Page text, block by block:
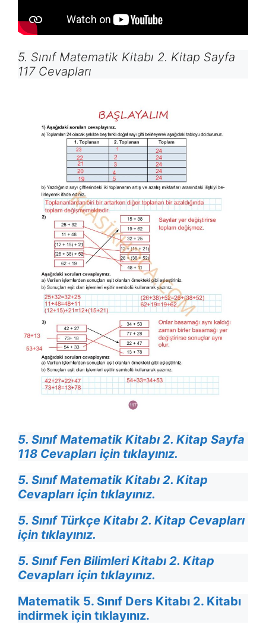
5. Sınıf Matematik Kitabı 2. Kitap Sayfa
117 Cevapları
5. Sınıf Matematik Kitabı 2. Kitap Sayfa
118 Cevapları için tıklayınız.
5. Sınıf Matematik Kitabı 2. Kitap
Cevapları için tıklayınız.
5. Sınıf Türkçe Kitabı 2. Kitap Cevapları
için tıklayınız.
5. Sınıf Fen Bilimleri Kitabı 2. Kitap
Cevapları için tıklayınız.
Matematik 5. Sınıf Ders Kitabı 2. Kitabı
indirmek için tıklayınız.